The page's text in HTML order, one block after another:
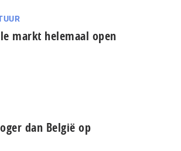
markt helemaal open
dan België op